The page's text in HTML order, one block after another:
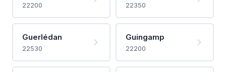
22200 22350
Guerlédan
22530
Guingamp
22200